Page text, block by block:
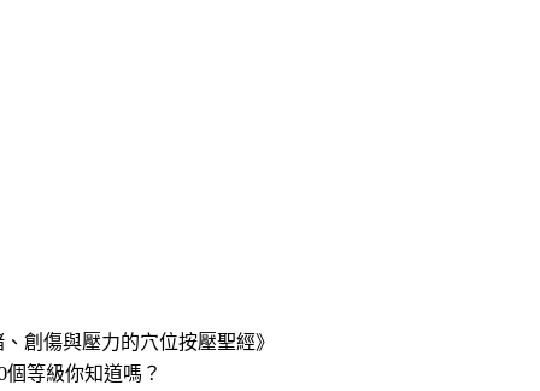
創傷與壓力的穴位按壓聖經》
等級你知道嗎？